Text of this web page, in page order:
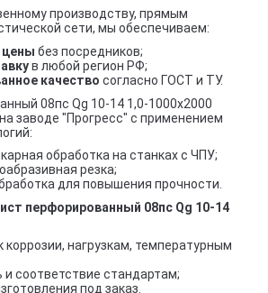
производству, прямым
сети, мы обеспечиваем:
цены без посредников;
в любой регион РФ;
качество согласно ГОСТ и ТУ.
08пс Qg 10-14 1,0-1000х2000
заводе "Прогресс" с применением
обработка на станках с ЧПУ;
резка;
для повышения прочности.
перфорированный 08пс Qg 10-14
коррозии, нагрузкам, температурным
и соответствие стандартам;
под заказ.